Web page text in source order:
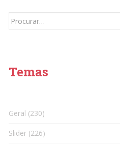
Search
Temas
Geral (230)
Slider (226)